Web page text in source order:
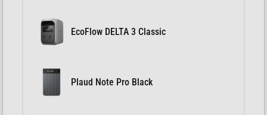
EcoFlow DELTA 3 Classic
Plaud Note Pro Black